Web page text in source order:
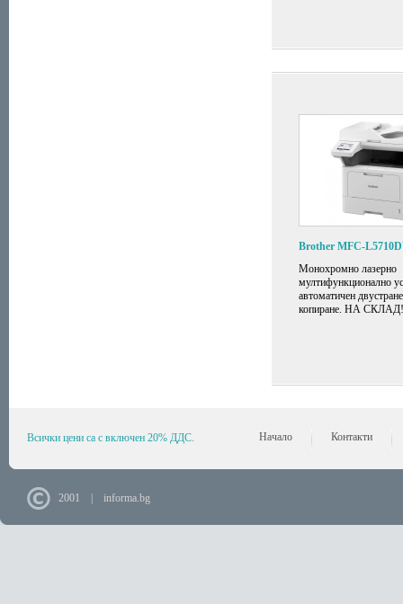
Brother MFC-
Монохромно лазерно
мултифункционално
автоматичен
копиране. НА СКЛАД!
Всички цени са с включен 20% ДДС. Начало Контакти
2001 | informa.bg